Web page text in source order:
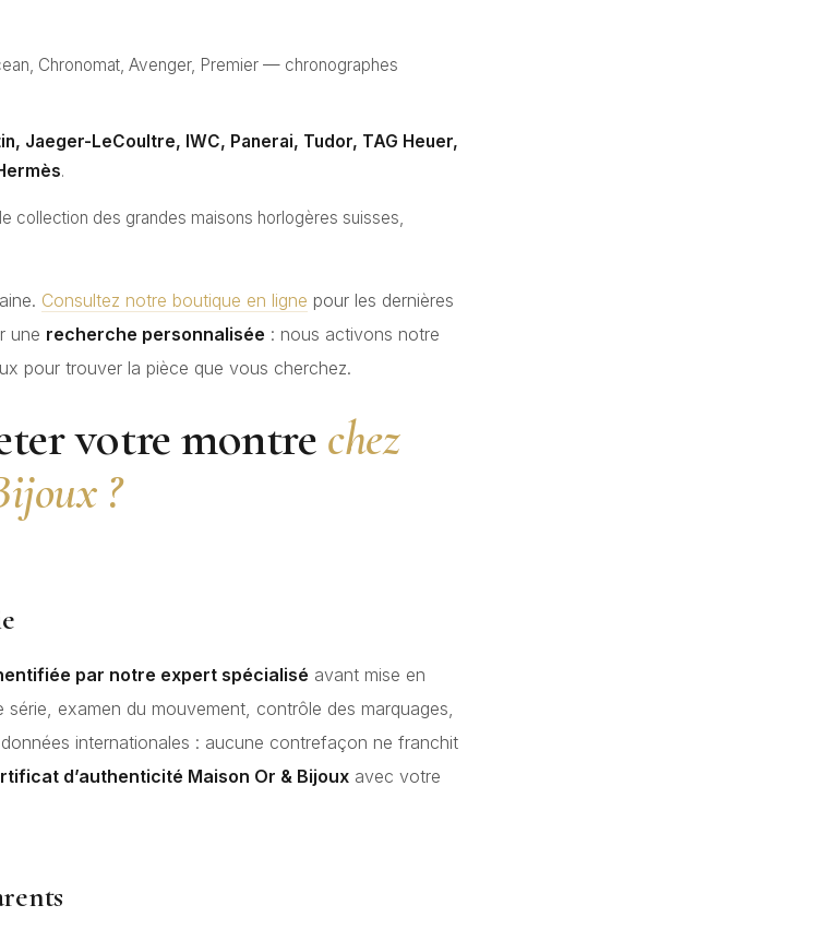
Chronomat, Avenger, Premier — chronographes
Jaeger-LeCoultre, IWC, Panerai, Tudor, TAG Heuer,
.
collection des grandes maisons horlogères suisses,
Consultez notre boutique en ligne pour les dernières
une recherche personnalisée : nous activons notre
pour trouver la pièce que vous cherchez.
votre montre chez
?
par notre expert spécialisé avant mise en
série, examen du mouvement, contrôle des marquages,
internationales : aucune contrefaçon ne franchit
d’authenticité Maison Or & Bijoux avec votre